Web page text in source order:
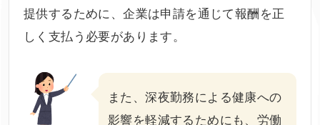
提供するために、企業は申請を通じて報酬を正
しく支払う必要があります。
また、深夜勤務による健康への
影響を軽減するためにも、労働